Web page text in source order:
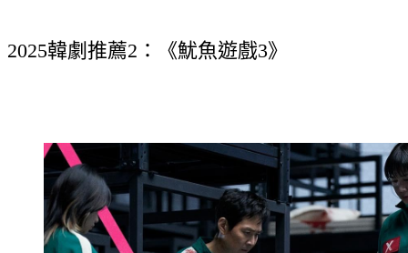
2025韓劇推薦2：《魷魚遊戲3》